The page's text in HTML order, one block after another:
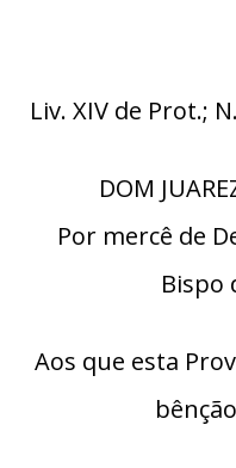
Liv. XIV de Prot.;
DOM
Por mercê de
Bispo
Aos que esta